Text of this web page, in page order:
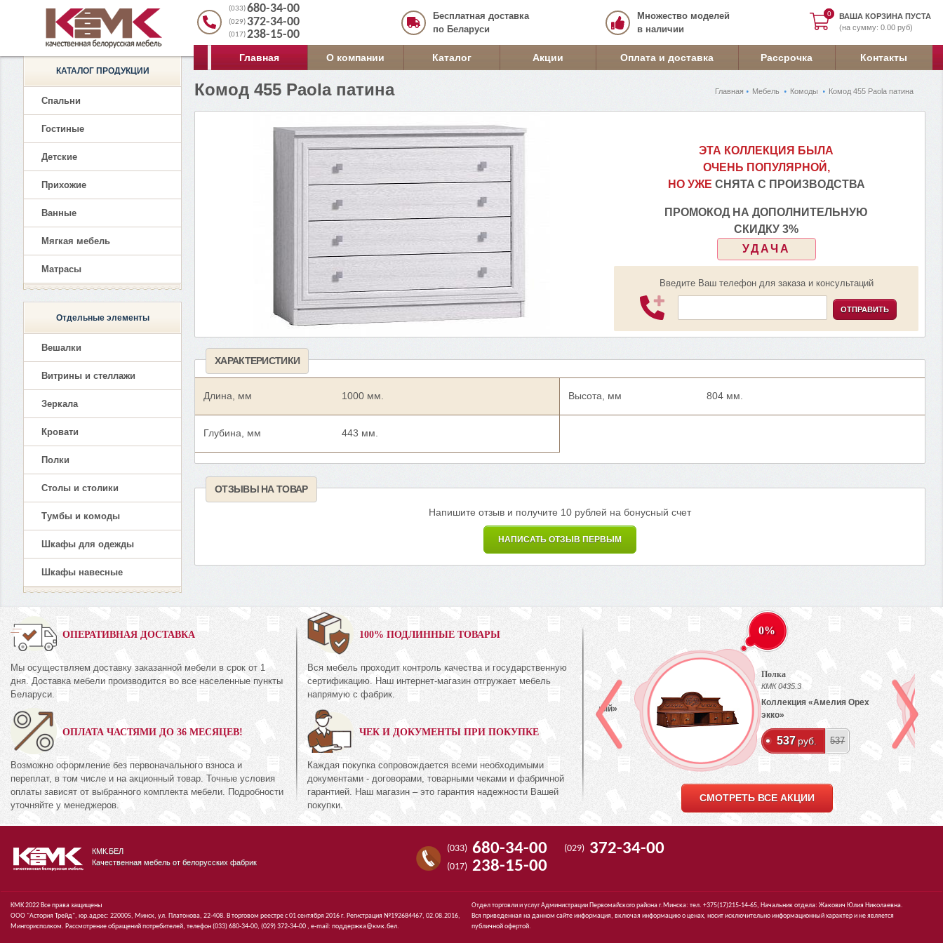
0
0
ВАША КОРЗИНА ПУСТА
(на сумму: 0.00 руб)
(033)680-34-00
(029) 372-34-00
(017)238-15-00
Бесплатная доставка
по Беларуси
Множество моделей
в наличии
Главная О компании Каталог Акции Оплата и доставка Рассрочка Контакты
Главная Мебель Комоды Комод 455 Paola патина
Комод 455 Paola патина
ЭТА КОЛЛЕКЦИЯ БЫЛА
ОЧЕНЬ ПОПУЛЯРНОЙ,
НО УЖЕ СНЯТА С ПРОИЗВОДСТВА
ПРОМОКОД НА ДОПОЛНИТЕЛЬНУЮ
СКИДКУ 3%
УДАЧА
Введите Ваш телефон для заказа и консультаций
ОТПРАВИТЬ
ХАРАКТЕРИСТИКИ
Длина, мм 1000 мм.
Глубина, мм 443 мм.
Высота, мм 804 мм.
ОТЗЫВЫ НА ТОВАР
Напишите отзыв и получите 10 рублей на бонусный счет
НАПИСАТЬ ОТЗЫВ ПЕРВЫМ
КАТАЛОГ ПРОДУКЦИИ
Спальни
Гостиные
Детские
Прихожие
Ванные
Мягкая мебель
Матрасы
Отдельные элементы
Вешалки
Витрины и стеллажи
Зеркала
Кровати
Полки
Столы и столики
Тумбы и комоды
Шкафы для одежды
Шкафы навесные
ОПЕРАТИВНАЯ ДОСТАВКА
Мы осуществляем доставку заказанной мебели в срок от 1
дня. Доставка мебели производится во все населенные пункты
Беларуси.
ОПЛАТА ЧАСТЯМИ ДО 36 МЕСЯЦЕВ!
Возможно оформление без первоначального взноса и
переплат, в том числе и на акционный товар. Точные условия
оплаты зависят от выбранного комплекта мебели. Подробности
уточняйте у менеджеров.
100% ПОДЛИННЫЕ ТОВАРЫ
Вся мебель проходит контроль качества и государственную
сертификацию. Наш интернет-магазин отгружает мебель
напрямую с фабрик.
ЧЕК И ДОКУМЕНТЫ ПРИ ПОКУПКЕ
Каждая покупка сопровождается всеми необходимыми
документами - договорами, товарными чеками и фабричной
гарантией. Наш магазин – это гарантия надежности Вашей
покупки.
«Амелия Орех
руб. 894
Комод 3Я
КМК 0738.10-02
Коллекция «Эстель Дуб
474
0%
Шкаф с витриной (левый)
Коллекция «Эстель Белый»
511руб.
0%
Полка
КМК 0435.3
Коллекция «Амелия Орех
экко»
537 руб. 537
СМОТРЕТЬ ВСЕ АКЦИИ
КМК.БЕЛ
Качественная мебель от белорусских фабрик
(033) 680-34-00 (029) 372-34-00
(017) 238-15-00
КМК 2022 Все права защищены
ООО "Астория Трейд", юр.адрес: 220005, Минск, ул. Платонова, 22-408. В торговом реестре с 01 сентября 2016 г. Регистрация №192684467, 02.08.2016,
Мингорисполком. Рассмотрение обращений потребителей, телефон(033)680-34-00, (029)372-34-00 , e-mail: поддержка@кмк.бел.
Отдел торговли и услуг Администрации Первомайского района г.Минска: тел. +375(17)215-14-65, Начальник отдела: Жакович Юлия Николаевна.
Вся приведенная на данном сайте информация, включая информацию о ценах, носит исключительно информационный характер и не является
публичной офертой.